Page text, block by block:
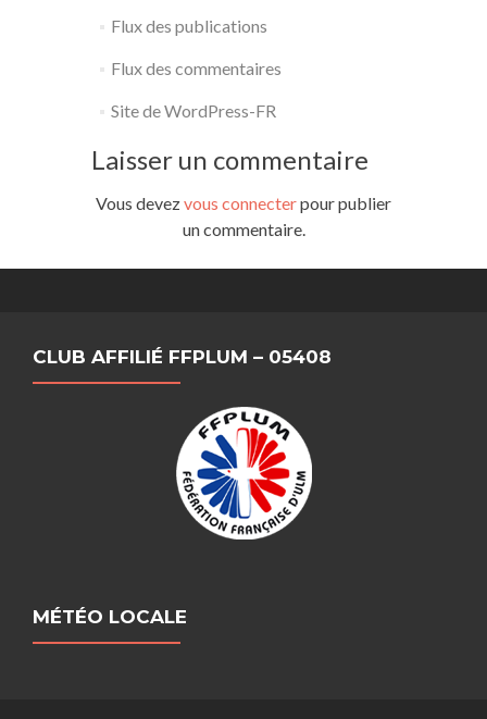
Flux des publications
Flux des commentaires
Site de WordPress-FR
Laisser un commentaire
Vous devezvous connecterpour publier
un commentaire.
CLUB AFFILIÉ FFPLUM – 05408
MÉTÉO LOCALE